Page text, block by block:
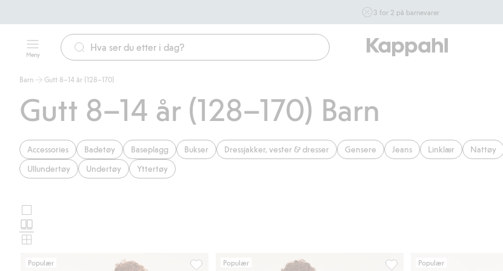
3 for 2 på barnevarer
inngår i tilbudet tom. 17/8 i butikk & online for deg som er
eller blir medlem. Kan ikke kombineres med andre tilbud
eller rabatter.
Meny
Barn Gutt 8–14 år (128–170)
Gutt 8–14 år (128–170) Barn
Accessories Badetøy Baseplagg Bukser Dressjakker, vester & dresser Gensere Jeans Linklær Nattøy
Ullundertøy
Undertøy Yttertøy
Velg
oppsett
forPopulær Populær Populær